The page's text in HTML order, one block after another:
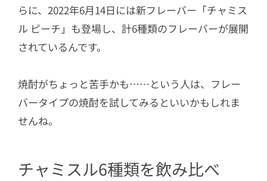
らに、2022年6月14日には新フレーバー「チャミス
ル ピーチ」も登場し、計6種類のフレーバーが展開
されているんです。
焼酎がちょっと苦手かも……という人は、フレー
バータイプの焼酎を試してみるといいかもしれま
せんね。
チャミスル6種類を飲み比べ